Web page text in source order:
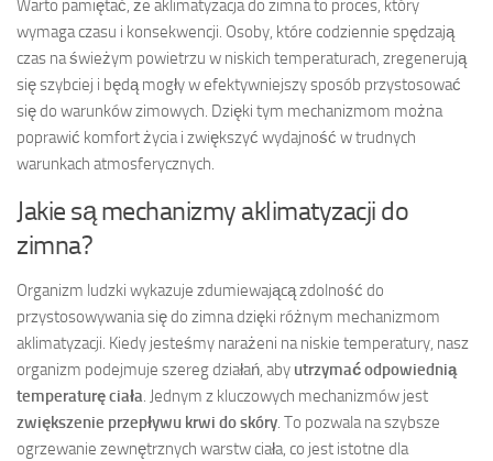
Warto pamiętać, że aklimatyzacja do zimna to proces, który
wymaga czasu i konsekwencji. Osoby, które codziennie spędzają
czas na świeżym powietrzu w niskich temperaturach, zregenerują
się szybciej i będą mogły w efektywniejszy sposób przystosować
się do warunków zimowych. Dzięki tym mechanizmom można
poprawić komfort życia i zwiększyć wydajność w trudnych
warunkach atmosferycznych.
Jakie są mechanizmy aklimatyzacji do
zimna?
Organizm ludzki wykazuje zdumiewającą zdolność do
przystosowywania się do zimna dzięki różnym mechanizmom
aklimatyzacji. Kiedy jesteśmy narażeni na niskie temperatury, nasz
organizm podejmuje szereg działań, aby utrzymać odpowiednią
temperaturę ciała. Jednym z kluczowych mechanizmów jest
zwiększenie przepływu krwi do skóry. To pozwala na szybsze
ogrzewanie zewnętrznych warstw ciała, co jest istotne dla